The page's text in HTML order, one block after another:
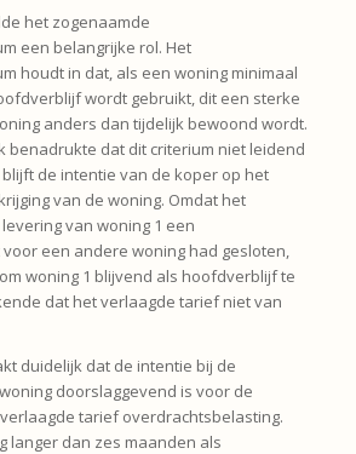
het zogenaamde
een belangrijke rol. Het
houdt in dat, als een woning minimaal
wordt gebruikt, dit een sterke
anders dan tijdelijk bewoond wordt.
benadrukte dat dit criterium niet leidend
de intentie van de koper op het
van de woning. Omdat het
van woning 1 een
een andere woning had gesloten,
woning 1 blijvend als hoofdverblijf te
dat het verlaagde tarief niet van
duidelijk dat de intentie bij de
doorslaggevend is voor de
tarief overdrachtsbelasting.
langer dan zes maanden als